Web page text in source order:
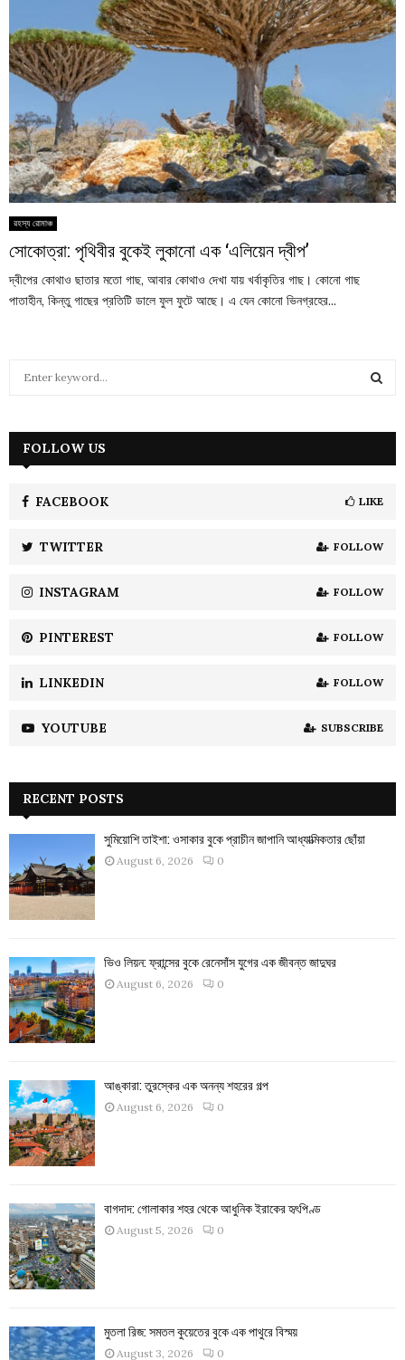
রহস্য রোমাঞ্চ
সোকোত্রা: পৃথিবীর বুকেই লুকানো এক ‘এলিয়েন দ্বীপ’
দ্বীপের কোথাও ছাতার মতো গাছ, আবার কোথাও দেখা যায় খর্বাকৃতির গাছ। কোনো গাছ
পাতাহীন, কিন্তু গাছের প্রতিটি ডালে ফুল ফুটে আছে। এ যেন কোনো ভিনগ্রহের...
h
H
FOLLOW US
FACEBOOK LIKE
TWITTER FOLLOW
INSTAGRAM FOLLOW
PINTEREST FOLLOW
LINKEDIN FOLLOW
YOUTUBE SUBSCRIBE
RECENT POSTS
সুমিয়োশি তাইশা: ওসাকার বুকে প্রাচীন জাপানি আধ্যাত্মিকতার ছোঁয়া
August 6, 2026 0
ভিও লিয়ন: ফ্রান্সের বুকে রেনেসাঁস যুগের এক জীবন্ত জাদুঘর
August 6, 2026 0
আঙ্কারা: তুরস্কের এক অনন্য শহরের গল্প
August 6, 2026 0
বাগদাদ: গোলাকার শহর থেকে আধুনিক ইরাকের হৃৎপিণ্ড
August 5, 2026 0
মুতলা রিজ: সমতল কুয়েতের বুকে এক পাথুরে বিস্ময়
August 3, 2026 0